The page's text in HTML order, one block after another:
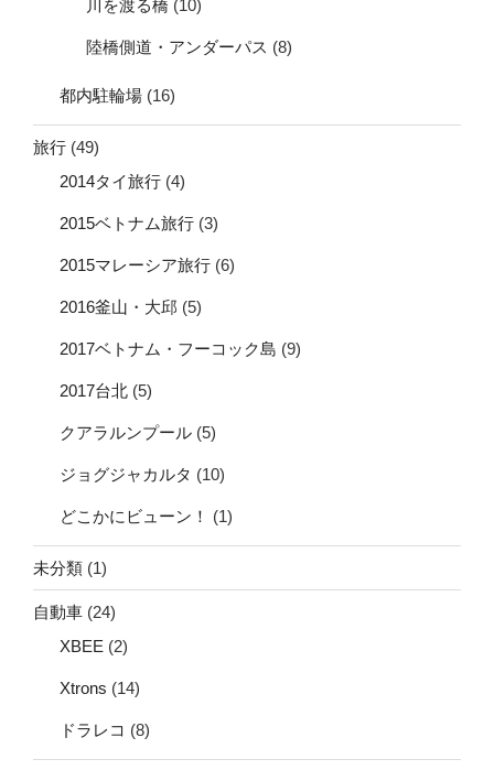
川を渡る橋 (10)
陸橋側道・アンダーパス (8)
都内駐輪場 (16)
旅行 (49)
2014タイ旅行 (4)
2015ベトナム旅行 (3)
2015マレーシア旅行 (6)
2016釜山・大邱 (5)
2017ベトナム・フーコック島 (9)
2017台北 (5)
クアラルンプール (5)
ジョグジャカルタ (10)
どこかにビューン！ (1)
未分類 (1)
自動車 (24)
XBEE (2)
Xtrons (14)
ドラレコ (8)